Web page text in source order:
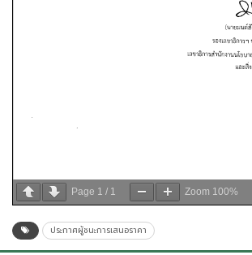
Page 1 / 1 Zoom 100%
ประกาศผู้ชนะการเสนอราคา